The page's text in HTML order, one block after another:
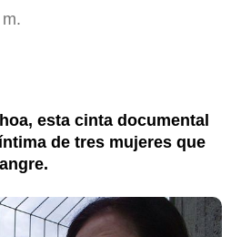
esta cinta documental
de tres mujeres que